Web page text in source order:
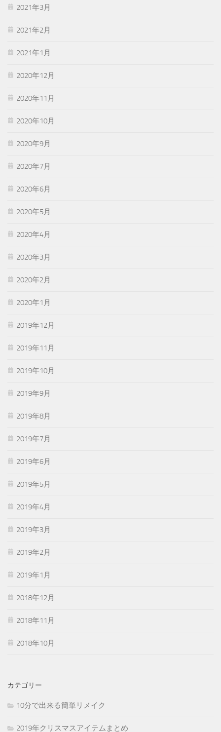
2021年3月
2021年2月
2021年1月
2020年12月
2020年11月
2020年10月
2020年9月
2020年7月
2020年6月
2020年5月
2020年4月
2020年3月
2020年2月
2020年1月
2019年12月
2019年11月
2019年10月
2019年9月
2019年8月
2019年7月
2019年6月
2019年5月
2019年4月
2019年3月
2019年2月
2019年1月
2018年12月
2018年11月
2018年10月
カテゴリー
10分で出来る簡単リメイク
2019年クリスマスアイテムまとめ